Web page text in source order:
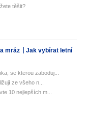
těšit?
mráz
Jak vybírat letní
se kterou zaboduj...
ze všeho n...
10 nejlepších m...